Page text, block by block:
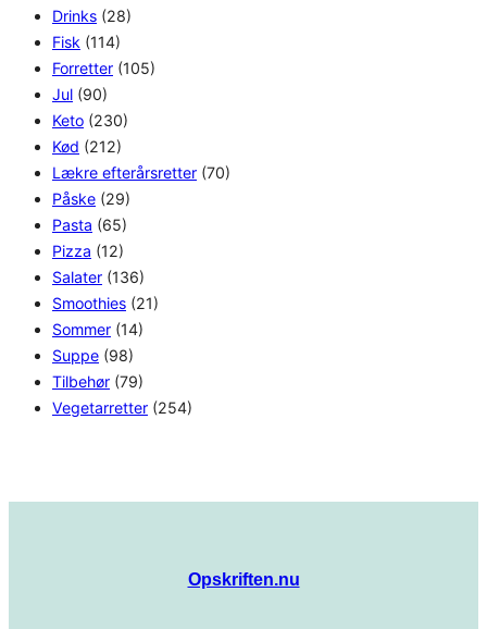
Drinks (28)
Fisk (114)
Forretter (105)
Jul (90)
Keto (230)
Kød (212)
Lækre efterårsretter (70)
Påske (29)
Pasta (65)
Pizza (12)
Salater (136)
Smoothies (21)
Sommer (14)
Suppe (98)
Tilbehør (79)
Vegetarretter (254)
Opskriften.nu